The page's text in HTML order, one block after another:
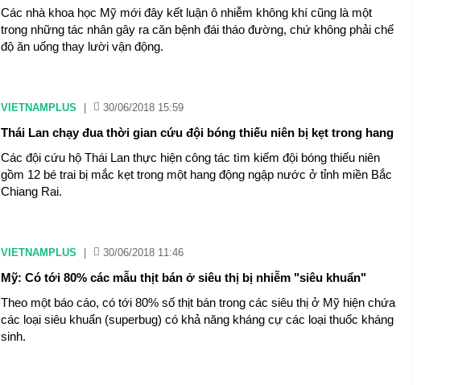
Các nhà khoa học Mỹ mới đây kết luận ô nhiễm không khí cũng là một
trong những tác nhân gây ra căn bệnh đái tháo đường, chứ không phải chế
độ ăn uống thay lười vận động.
VIETNAMPLUS 30/06/2018 15:59
Thái Lan chạy đua thời gian cứu đội bóng thiếu niên bị kẹt trong hang
Các đội cứu hộ Thái Lan thực hiện công tác tìm kiếm đội bóng thiếu niên
gồm 12 bé trai bị mắc kẹt trong một hang động ngập nước ở tỉnh miền Bắc
Chiang Rai.
VIETNAMPLUS 30/06/2018 11:46
Mỹ: Có tới 80% các mẫu thịt bán ở siêu thị bị nhiễm "siêu khuẩn"
Theo một báo cáo, có tới 80% số thịt bán trong các siêu thị ở Mỹ hiện chứa
các loại siêu khuẩn (superbug) có khả năng kháng cự các loại thuốc kháng
sinh.